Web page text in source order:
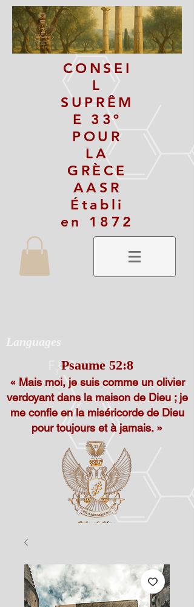
CONSEI
L
SUPRÊM
E 33º
POUR
LA
GRÈCE
AASR
Établi
en 1872
Languages
Psaume 52:8
« Mais moi, je suis comme un olivier
verdoyant dans la maison de Dieu ; je
me confie en la miséricorde de Dieu
pour toujours et à jamais. »